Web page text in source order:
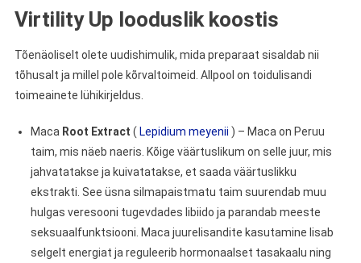
Virtility Up looduslik koostis
Tõenäoliselt olete uudishimulik, mida preparaat sisaldab nii
tõhusalt ja millel pole kõrvaltoimeid. Allpool on toidulisandi
toimeainete lühikirjeldus.
Maca Root Extract ( Lepidium meyenii ) – Maca on Peruu
taim, mis näeb naeris. Kõige väärtuslikum on selle juur, mis
jahvatatakse ja kuivatatakse, et saada väärtuslikku
ekstrakti. See üsna silmapaistmatu taim suurendab muu
hulgas veresooni tugevdades libiido ja parandab meeste
seksuaalfunktsiooni. Maca juurelisandite kasutamine lisab
selgelt energiat ja reguleerib hormonaalset tasakaalu ning